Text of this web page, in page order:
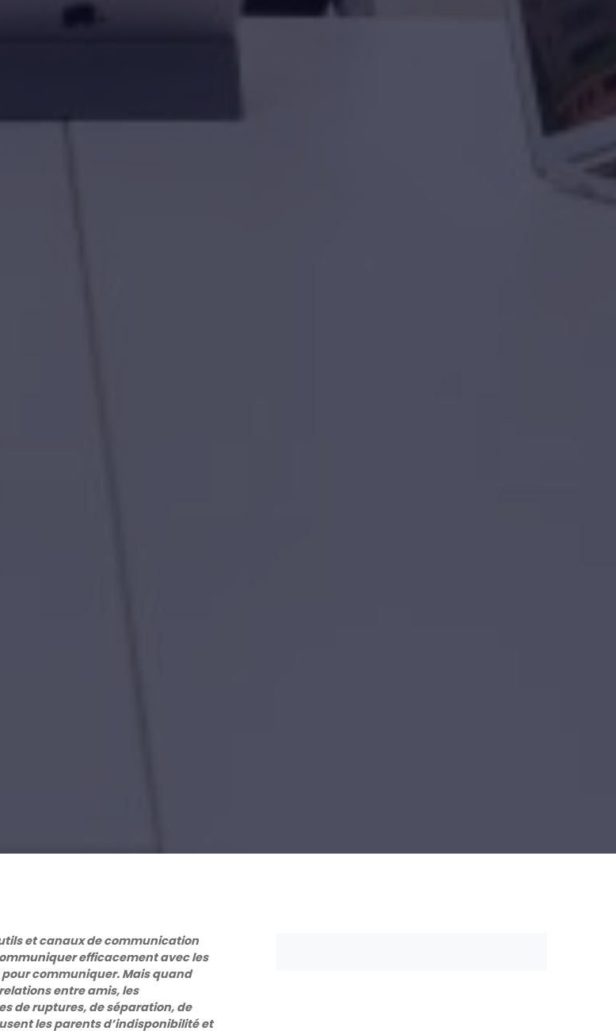
et canaux de communication
efficacement avec les
pour communiquer. Mais quand
entre amis, les
de ruptures, de séparation, de
les parents d’indisponibilité et